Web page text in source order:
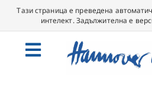
Тази страница е преведена
интелект. Задължителна е